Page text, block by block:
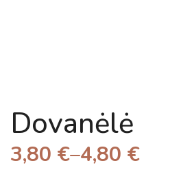
Dovanėlė
3,80 €–4,80 €